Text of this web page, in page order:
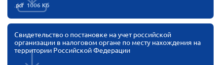
Смоленская область
Ставропольский край
Сахалинская область
Томская область
.pdf 1006 Кб
Свидетельство о постановке на учет российской
организации в налоговом органе по месту нахождения на
территории Российской Федерации